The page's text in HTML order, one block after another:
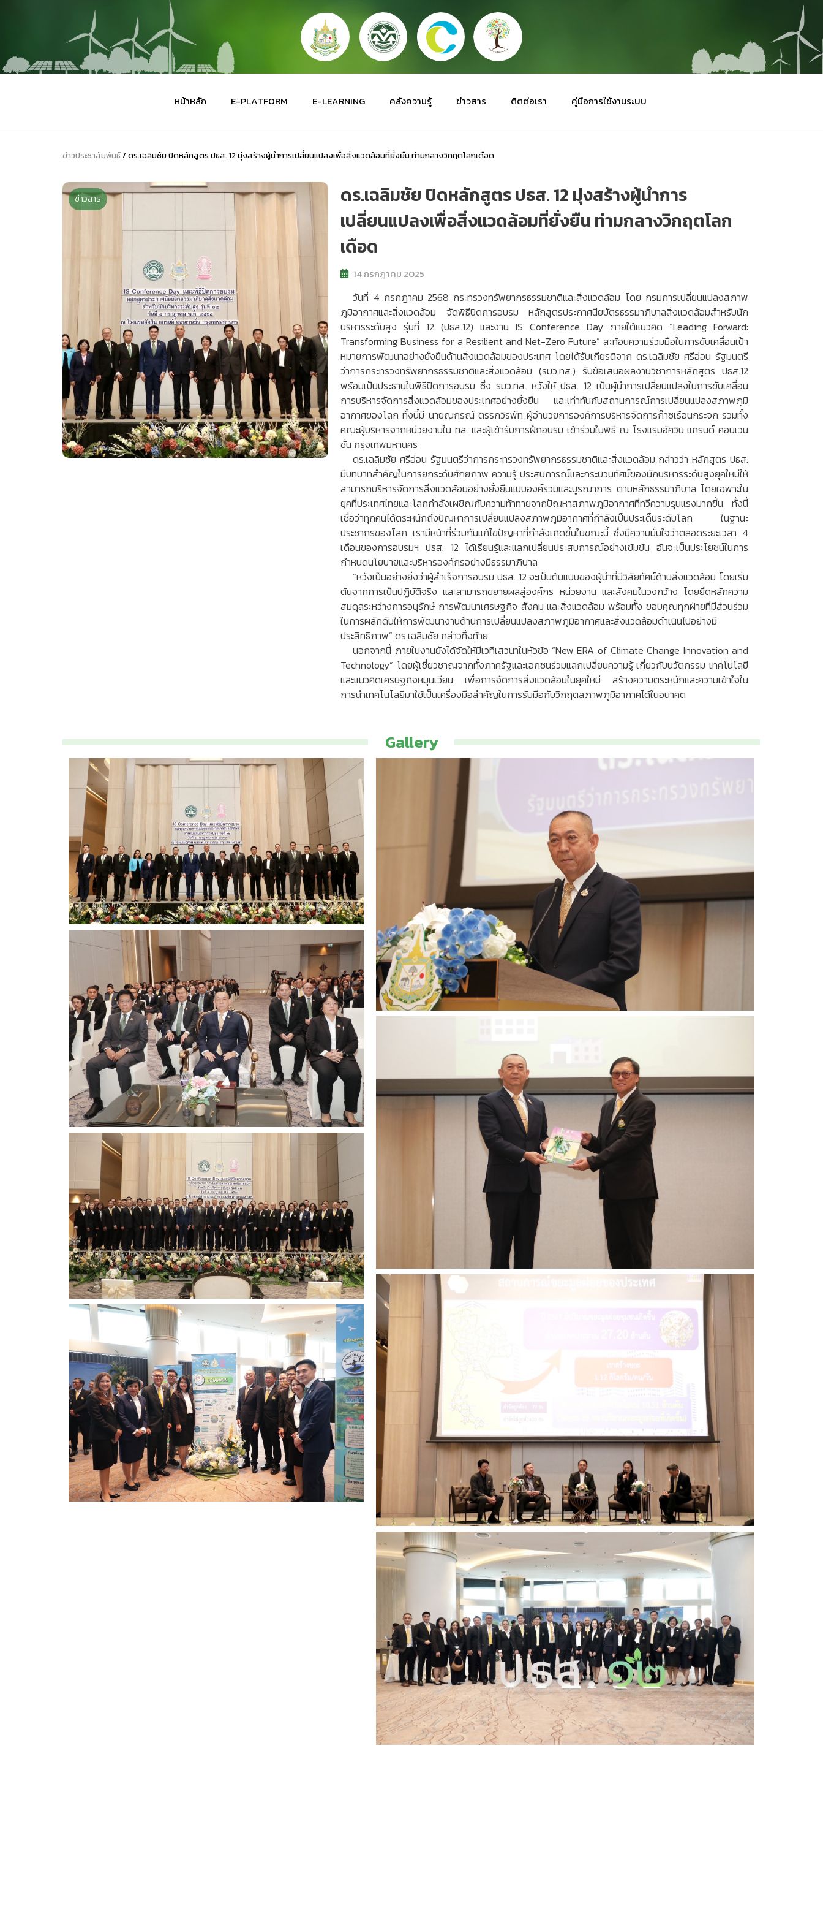
หน้าหลัก E-PLATFORM E-LEARNING คลังความรู้ ข่าวสาร ติตต่อเรา คู่มือการใช้งานระบบ
ข่าวประชาสัมพันธ์/ ดร.เฉลิมชัย ปิดหลักสูตร ปธส. 12 มุ่งสร้างผู้นำการเปลี่ยนแปลงเพื่อสิ่งแวดล้อมที่ยั่งยืน ท่ามกลางวิกฤตโลกเดือด
ข่าวสาร
ดร.เฉลิมชัย ปิดหลักสูตร ปธส. 12 มุ่งสร้างผู้นำการ
เปลี่ยนแปลงเพื่อสิ่งแวดล้อมที่ยั่งยืน ท่ามกลางวิกฤตโลก
เดือด
14 กรกฎาคม 2025
วันที่ 4 กรกฎาคม 2568 กระทรวงทรัพยากรธรรมชาติและสิ่งแวดล้อม โดย กรมการเปลี่ยนแปลงสภาพ
ภูมิอากาศและสิ่งแวดล้อม จัดพิธีปิดการอบรม หลักสูตรประกาศนียบัตรธรรมาภิบาลสิ่งแวดล้อมสำหรับนัก
บริหารระดับสูง รุ่นที่ 12 (ปธส.12) และงาน IS Conference Day ภายใต้แนวคิด “Leading Forward:
Transforming Business for a Resilient and Net-Zero Future” สะท้อนความร่วมมือในการขับเคลื่อนเป้า
หมายการพัฒนาอย่างยั่งยืนด้านสิ่งแวดล้อมของประเทศ โดยได้รับเกียรติจาก ดร.เฉลิมชัย ศรีอ่อน รัฐมนตรี
ว่าการกระทรวงทรัพยากรธรรมชาติและสิ่งแวดล้อม (รมว.ทส.) รับข้อเสนอผลงานวิชาการหลักสูตร ปธส.12
พร้อมเป็นประธานในพิธีปิดการอบรม ซึ่ง รมว.ทส. หวังให้ ปธส. 12 เป็นผู้นำการเปลี่ยนแปลงในการขับเคลื่อน
การบริหารจัดการสิ่งแวดล้อมของประเทศอย่างยั่งยืน และเท่าทันกับสถานการณ์การเปลี่ยนแปลงสภาพภูมิ
อากาศของโลก ทั้งนี้มี นายณกรณ์ ตรรกวิรพัท ผู้อำนวยการองค์การบริหารจัดการก๊าซเรือนกระจก รวมทั้ง
คณะผู้บริหารจากหน่วยงานใน ทส. และผู้เข้ารับการฝึกอบรม เข้าร่วมในพิธี ณ โรงแรมอัศวิน แกรนด์ คอนเวน
ชั่น กรุงเทพมหานคร
ดร.เฉลิมชัย ศรีอ่อน รัฐมนตรีว่าการกระทรวงทรัพยากรธรรมชาติและสิ่งแวดล้อม กล่าวว่า หลักสูตร ปธส.
มีบทบาทสำคัญในการยกระดับศักยภาพ ความรู้ ประสบการณ์และกระบวนทัศน์ของนักบริหารระดับสูงยุคใหม่ให้
สามารถบริหารจัดการสิ่งแวดล้อมอย่างยั่งยืนแบบองค์รวมและบูรณาการ ตามหลักธรรมาภิบาล โดยเฉพาะใน
ยุคที่ประเทศไทยและโลกกำลังเผชิญกับความท้าทายจากปัญหาสภาพภูมิอากาศที่ทวีความรุนแรงมากขึ้น ทั้งนี้
เชื่อว่าทุกคนได้ตระหนักถึงปัญหาการเปลี่ยนแปลงสภาพภูมิอากาศที่กำลังเป็นประเด็นระดับโลก ในฐานะ
ประชากรของโลก เรามีหน้าที่ร่วมกันแก้ไขปัญหาที่กำลังเกิดขึ้นในขณะนี้ ซึ่งมีความมั่นใจว่าตลอดระยะเวลา 4
เดือนของการอบรมฯ ปธส. 12 ได้เรียนรู้และแลกเปลี่ยนประสบการณ์อย่างเข้มข้น อันจะเป็นประโยชน์ในการ
กำหนดนโยบายและบริหารองค์กรอย่างมีธรรมาภิบาล
“หวังเป็นอย่างยิ่งว่าผู้สำเร็จการอบรม ปธส. 12 จะเป็นต้นแบบของผู้นำที่มีวิสัยทัศน์ด้านสิ่งแวดล้อม โดยเริ่ม
ต้นจากการเป็นปฏิบัติจริง และสามารถขยายผลสู่องค์กร หน่วยงาน และสังคมในวงกว้าง โดยยึดหลักความ
สมดุลระหว่างการอนุรักษ์ การพัฒนาเศรษฐกิจ สังคม และสิ่งแวดล้อม พร้อมทั้ง ขอบคุณทุกฝ่ายที่มีส่วนร่วม
ในการผลักดันให้การพัฒนางานด้านการเปลี่ยนแปลงสภาพภูมิอากาศและสิ่งแวดล้อมดำเนินไปอย่างมี
ประสิทธิภาพ” ดร.เฉลิมชัย กล่าวทิ้งท้าย
นอกจากนี้ ภายในงานยังได้จัดให้มีเวทีเสวนาในหัวข้อ “New ERA of Climate Change Innovation and
Technology” โดยผู้เชี่ยวชาญจากทั้งภาครัฐและเอกชนร่วมแลกเปลี่ยนความรู้ เกี่ยวกับนวัตกรรม เทคโนโลยี
และแนวคิดเศรษฐกิจหมุนเวียน เพื่อการจัดการสิ่งแวดล้อมในยุคใหม่ สร้างความตระหนักและความเข้าใจใน
การนำเทคโนโลยีมาใช้เป็นเครื่องมือสำคัญในการรับมือกับวิกฤตสภาพภูมิอากาศได้ในอนาคต
Gallery